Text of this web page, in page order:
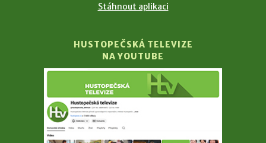
Stáhnout aplikaci
HUSTOPEČSKÁ TELEVIZE
NA YOUTUBE